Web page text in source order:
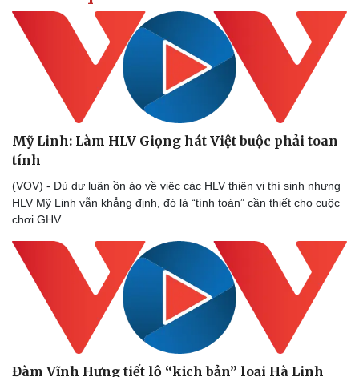
Doanh nghiệp
Thông tin doanh nghiệp
Doanh nghiệp 24h
Vì cộng đồng
Công nghệ
Sành điệu
Chuyển đổi số
Mỹ Linh: Làm HLV Giọng hát Việt buộc phải toan
tính
(VOV) - Dù dư luận ồn ào về việc các HLV thiên vị thí sinh nhưng
HLV Mỹ Linh vẫn khẳng định, đó là “tính toán” cần thiết cho cuộc
chơi GHV.
Đàm Vĩnh Hưng tiết lộ “kịch bản” loại Hà Linh